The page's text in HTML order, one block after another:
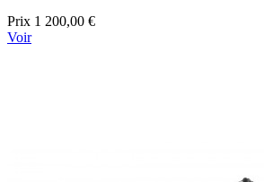
Prix 1 200,00 €
Voir